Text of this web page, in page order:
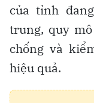
của tỉnh
trung, quy
chống và
hiệu quả.